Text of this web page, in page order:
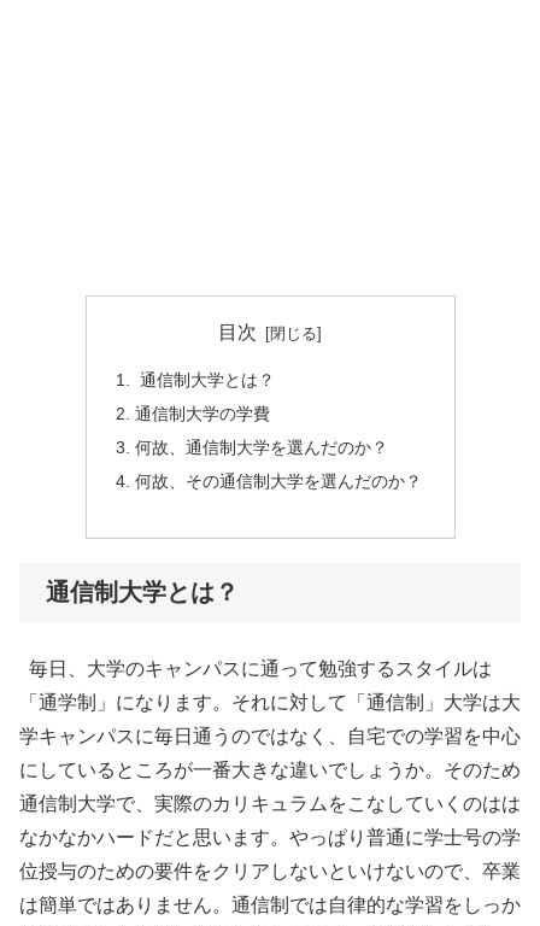
目次
通信制大学とは？
通信制大学の学費
何故、通信制大学を選んだのか？
何故、その通信制大学を選んだのか？
通信制大学とは？
毎日、大学のキャンパスに通って勉強するスタイルは
「通学制」になります。それに対して「通信制」大学は大
学キャンパスに毎日通うのではなく、自宅での学習を中心
にしているところが一番大きな違いでしょうか。そのため
通信制大学で、実際のカリキュラムをこなしていくのはは
なかなかハードだと思います。やっぱり普通に学士号の学
位授与のための要件をクリアしないといけないので、卒業
は簡単ではありません。通信制では自律的な学習をしっか